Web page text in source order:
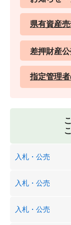
県有資産
差押財産
指定管理
入札・公売
入札・公売
入札・公売